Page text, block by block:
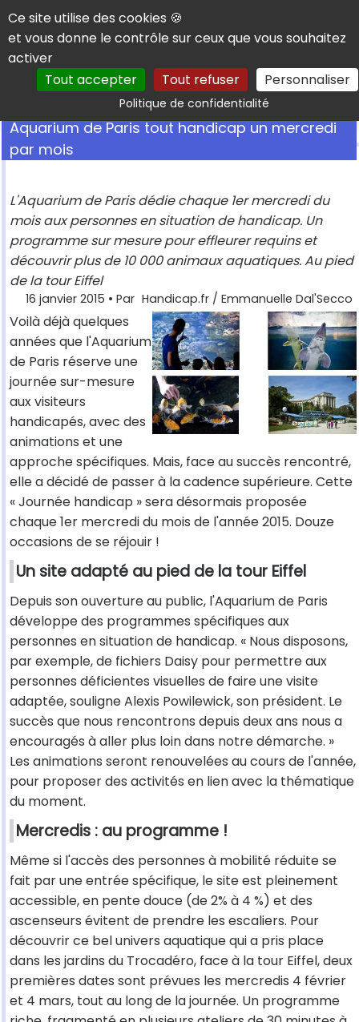
Panneau de gestion des cookies
Ce site utilise des cookies 🍪
et vous donne le contrôle sur ceux que vous souhaitez
activer
Tout accepter
Tout refuser Personnaliser
Politique de confidentialitéRechercher
Aquarium de Paris tout handicap un mercredi
par mois
L'Aquarium de Paris dédie chaque 1er mercredi du
mois aux personnes en situation de handicap. Un
programme sur mesure pour effleurer requins et
découvrir plus de 10 000 animaux aquatiques. Au pied
de la tour Eiffel
16 janvier 2015 • Par Handicap.fr / Emmanuelle Dal'Secco
Voilà déjà quelques
années que l'Aquarium
de Paris réserve une
journée sur-mesure
aux visiteurs
handicapés, avec des
animations et une
approche spécifiques. Mais, face au succès rencontré,
elle a décidé de passer à la cadence supérieure. Cette
« Journée handicap » sera désormais proposée
chaque 1er mercredi du mois de l'année 2015. Douze
occasions de se réjouir !
Un site adapté au pied de la tour Eiffel
Depuis son ouverture au public, l'Aquarium de Paris
développe des programmes spécifiques aux
personnes en situation de handicap. « Nous disposons,
par exemple, de fichiers Daisy pour permettre aux
personnes déficientes visuelles de faire une visite
adaptée, souligne Alexis Powilewick, son président. Le
succès que nous rencontrons depuis deux ans nous a
encouragés à aller plus loin dans notre démarche. »
Les animations seront renouvelées au cours de l'année,
pour proposer des activités en lien avec la thématique
du moment.
Mercredis : au programme !
Même si l'accès des personnes à mobilité réduite se
fait par une entrée spécifique, le site est pleinement
accessible, en pente douce (de 2% à 4 %) et des
ascenseurs évitent de prendre les escaliers. Pour
découvrir ce bel univers aquatique qui a pris place
dans les jardins du Trocadéro, face à la tour Eiffel, deux
premières dates sont prévues les mercredis 4 février
et 4 mars, tout au long de la journée. Un programme